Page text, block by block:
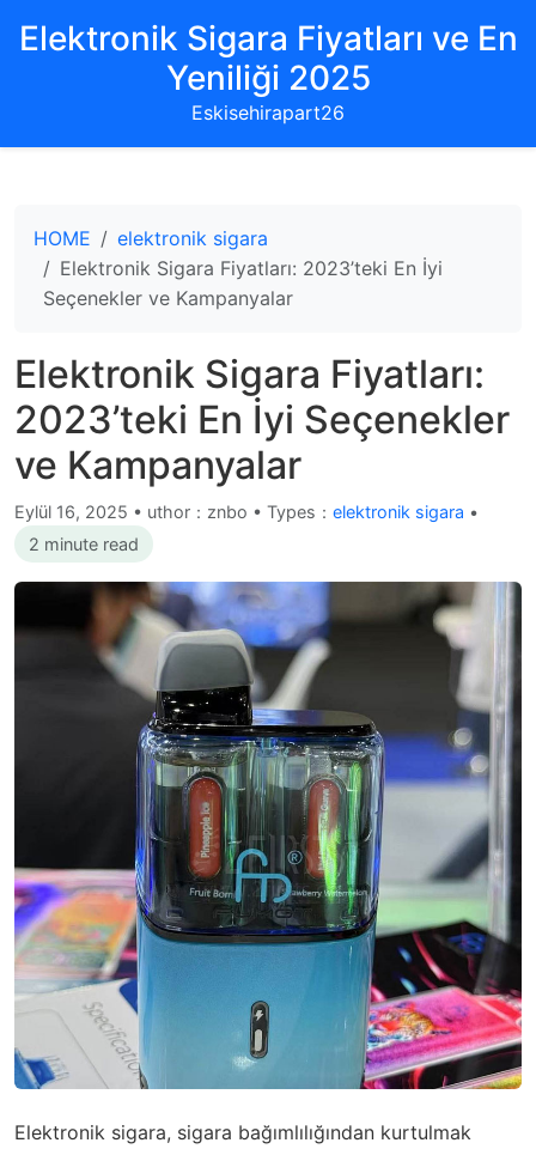
Elektronik Sigara Fiyatları ve En
Yeniliği 2025
Eskisehirapart26
HOME
elektronik sigara
Elektronik Sigara Fiyatları: 2023’teki En İyi
Seçenekler ve Kampanyalar
Elektronik Sigara Fiyatları:
2023’teki En İyi Seçenekler
ve Kampanyalar
Eylül 16, 2025 • uthor：znbo • Types： elektronik sigara •
2 minute read
Elektronik sigara, sigara bağımlılığından kurtulmak